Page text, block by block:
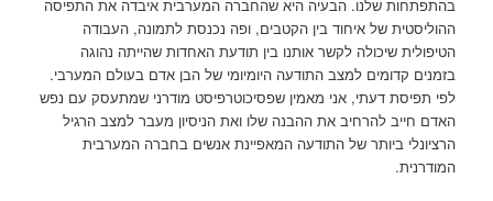
בהתפתחות שלנו. הבעיה היא שהחברה המערבית איבדה את התפיסה
ההוליסטית של איחוד בין הקטבים, ופה נכנסת לתמונה, העבודה
הטיפולית שיכולה לקשר אותנו בין תודעת האחדות שהייתה נהוגה
בזמנים קדומים למצב התודעה היומיומי של הבן אדם בעולם המערבי.
לפי תפיסת דעתי, אני מאמין שפסיכוטרפיסט מודרני שמתעסק עם נפש
האדם חייב להרחיב את ההבנה שלו ואת הניסיון מעבר למצב הרגיל
הרציונלי ביותר של התודעה המאפיינת אנשים בחברה המערבית
המודרנית.